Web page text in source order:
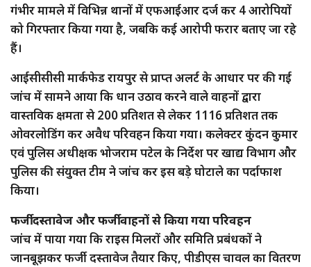
गंभीर मामले में विभिन्न थानों में एफआईआर दर्ज कर 4 आरोपियों
को गिरफ्तार किया गया है, जबकि कई आरोपी फरार बताए जा रहे
हैं।
आईसीसीसी मार्कफेड रायपुर से प्राप्त अलर्ट के आधार पर की गई
जांच में सामने आया कि धान उठाव करने वाले वाहनों द्वारा
वास्तविक क्षमता से 200 प्रतिशत से लेकर 1116 प्रतिशत तक
ओवरलोडिंग कर अवैध परिवहन किया गया। कलेक्टर कुंदन कुमार
एवं पुलिस अधीक्षक भोजराम पटेल के निर्देश पर खाद्य विभाग और
पुलिस की संयुक्त टीम ने जांच कर इस बड़े घोटाले का पर्दाफाश
किया।
फर्जी दस्तावेज और फर्जी वाहनों से किया गया परिवहन
जांच में पाया गया कि राइस मिलरों और समिति प्रबंधकों ने
जानबूझकर फर्जी दस्तावेज तैयार किए, पीडीएस चावल का वितरण